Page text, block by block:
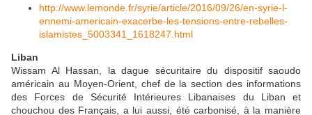
http://www.lemonde.fr/syrie/article/2016/09/26/en-syrie-l-
ennemi-americain-exacerbe-les-tensions-entre-rebelles-
islamistes_5003341_1618247.html
Liban
Wissam Al Hassan, la dague sécuritaire du dispositif saoudo
américain au Moyen-Orient, chef de la section des informations
des Forces de Sécurité Intérieures Libanaises du Liban et
chouchou des Français, a lui aussi, été carbonisé, à la manière